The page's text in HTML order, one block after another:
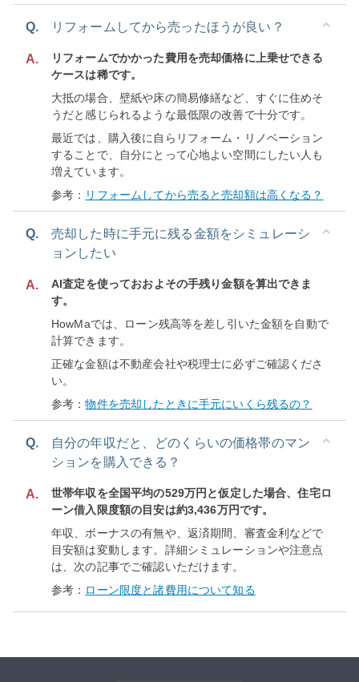
Q. リフォームしてから売ったほうが良い？
A.
リフォームでかかった費用を売却価格に上乗せできる
ケースは稀です。
大抵の場合、壁紙や床の簡易修繕など、すぐに住めそ
うだと感じられるような最低限の改善で十分です。
最近では、購入後に自らリフォーム・リノベーション
することで、自分にとって心地よい空間にしたい人も
増えています。
参考： リフォームしてから売ると売却額は高くなる？
Q.
売却した時に手元に残る金額をシミュレーシ
ョンしたい
A.
AI査定を使っておおよその手残り金額を算出できま
す。
HowMaでは、ローン残高等を差し引いた金額を自動で
計算できます。
正確な金額は不動産会社や税理士に必ずご確認くださ
い。
参考：物件を売却したときに手元にいくら残るの？
Q.
自分の年収だと、どのくらいの価格帯のマン
ションを購入できる？
A.
世帯年収を全国平均の529万円と仮定した場合、住宅ロ
ーン借入限度額の目安は約3,436万円です。
年収、ボーナスの有無や、返済期間、審査金利などで
目安額は変動します。詳細シミュレーションや注意点
は、次の記事でご確認いただけます。
参考： ローン限度と諸費用について知る